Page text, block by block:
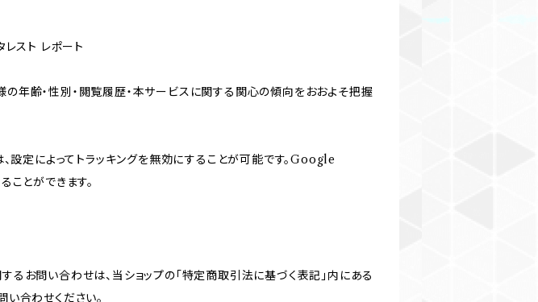
スト レポート
齢・性別・閲覧履歴・本サービスに関する関心の傾向をおおよそ把握
定によってトラッキングを無効にすることが可能です。Google
とができます。
お問い合わせは、当ショップの「特定商取引法に基づく表記」内にある
合わせください。